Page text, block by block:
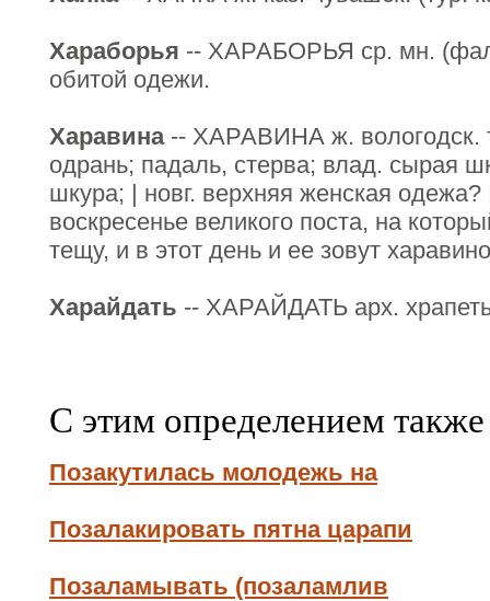
Хараборья -- ХАРАБОРЬЯ ср. мн.
обитой одежи.
Харавина-- ХАРАВИНА ж. вологодск.
одрань; падаль, стерва; влад. сырая
шкура; | новг. верхняя женская одежа?
воскресенье великого поста, на
тещу, и в этот день и ее зовут
Харайдать -- ХАРАЙДАТЬ арх.
С этим определением
Позакутилась молодежь на
Позалакировать пятна царапи
Позаламывать (позаламлив